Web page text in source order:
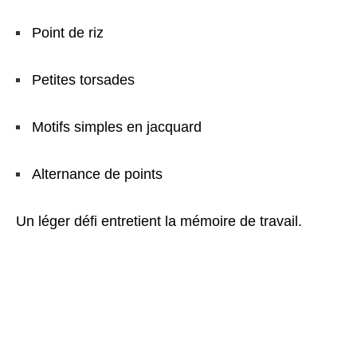
Point de riz
Petites torsades
Motifs simples en jacquard
Alternance de points
Un léger défi entretient la mémoire de travail.